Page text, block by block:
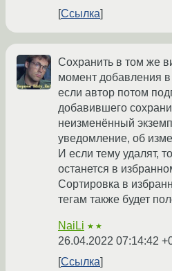
Ссылка
Сохранить в том же
момент добавления
если автор потом
добавившего
неизменённый
уведомление, об
И если тему удалят,
останется в
Сортировка в
тегам также будет
NaiLi ★★
26.04.2022 07:14:42
Ссылка